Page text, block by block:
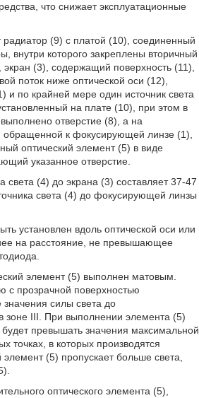
что снижает эксплуатационные
(9) с платой (10), соединенный
внутри которого закреплены вторичный
экран (3), содержащий поверхность (11),
поток ниже оптической оси (12),
и по крайней мере один источник света
на плате (10), при этом в
отверстие (8), а на
обращенной к фокусирующей линзе (1),
оптический элемент (5) в виде
указанное отверстие.
света (4) до экрана (3) составляет 37-47
света (4) до фокусирующей линзы
установлен вдоль оптической оси или
на расстояние, не превышающее
элемент (5) выполнен матовым.
с прозрачной поверхностью
силы света до
зоне III. При выполнении элемента (5)
превышать значения максимальной
точках, в которых производятся
(5) пропускает больше света,
оптического элемента (5),